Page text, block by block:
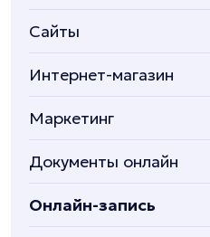
Сайты
Интернет-магазин
Маркетинг
Документы онлайн
Онлайн-запись